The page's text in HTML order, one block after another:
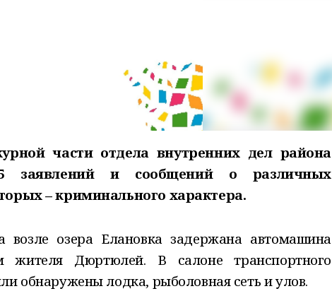
части отдела внутренних дел района
заявлений и сообщений о различных
– криминального характера.
возле озера Елановка задержана автомашина
жителя Дюртюлей. В салоне транспортного
обнаружены лодка, рыболовная сеть и улов.